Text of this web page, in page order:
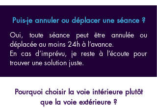
Puis-je annuler ou déplacer une séance ?
Oui, toute séance peut être annulée ou
déplacée au moins 24h à l’avance.
En cas d’imprévu, je reste à l’écoute pour
trouver une solution juste.
Pourquoi choisir la voie intérieure plutôt
que la voie extérieure ?